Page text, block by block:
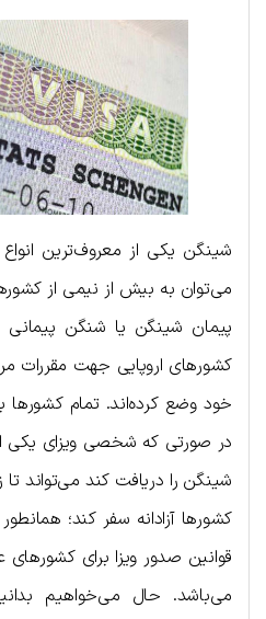
شینگن یکی از معروف‌ترین
می‌توان به بیش از نیمی از
پیمان شینگن یا شنگن
کشورهای اروپایی جهت مقررات
خود وضع کرده‌اند. تمام کشورها
در صورتی که شخصی ویزای یکی
شینگن را دریافت کند می‌تواند تا
کشورها آزادانه سفر کند؛
قوانین صدور ویزا برای
می‌باشد. حال می‌خواهیم